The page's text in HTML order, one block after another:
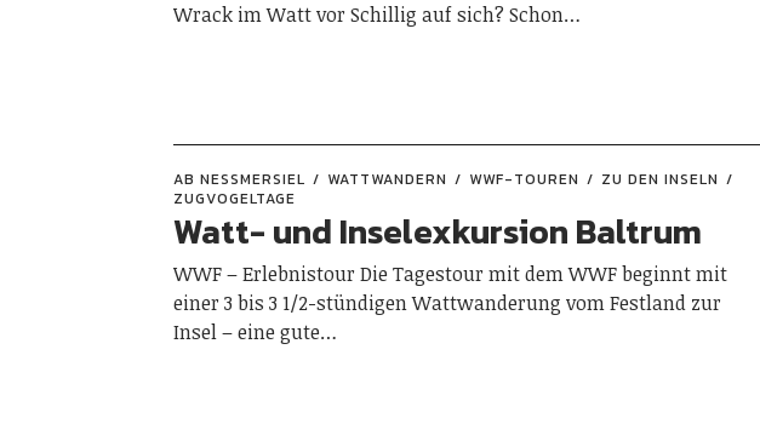
Wrack im Watt vor Schillig auf sich? Schon…
AB NESSMERSIEL WATTWANDERN WWF-TOUREN
ZU DEN INSELN
ZUGVOGELTAGE
Watt- und Inselexkursion Baltrum
WWF – Erlebnistour Die Tagestour mit dem WWF beginnt mit
einer 3 bis 3 1/2-stündigen Wattwanderung vom Festland zur
Insel – eine gute…